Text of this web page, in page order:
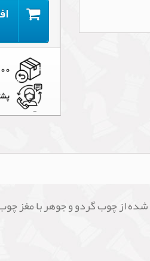
بالا که دارای 64 خانه به ضخامت 2 سانتی متر به ابعاد 6*6 می باشد. تهیه شده